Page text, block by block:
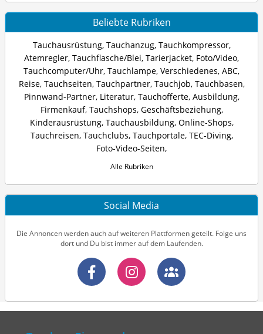
Beliebte Rubriken
Tauchausrüstung, Tauchanzug, Tauchkompressor,
Atemregler, Tauchflasche/Blei, Tarierjacket, Foto/Video,
Tauchcomputer/Uhr, Tauchlampe, Verschiedenes, ABC,
Reise, Tauchseiten, Tauchpartner, Tauchjob, Tauchbasen,
Pinnwand-Partner, Literatur, Tauchofferte, Ausbildung,
Firmenkauf, Tauchshops, Geschäftsbeziehung,
Kinderausrüstung, Tauchausbildung, Online-Shops,
Tauchreisen, Tauchclubs, Tauchportale, TEC-Diving,
Foto-Video-Seiten,
Alle Rubriken
Social Media
Die Annoncen werden auch auf weiteren Plattformen geteilt. Folge uns
dort und Du bist immer auf dem Laufenden.